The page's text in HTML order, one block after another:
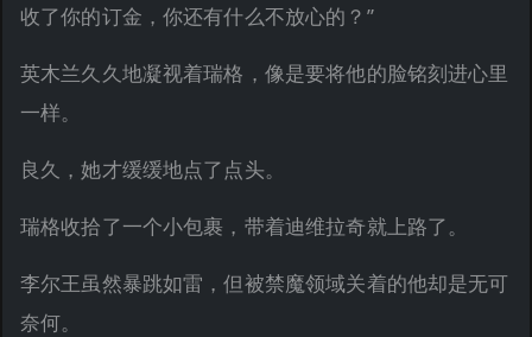
收了你的订金，你还有什么不放心的？”
英木兰久久地凝视着瑞格，像是要将他的脸铭刻进心里
一样。
良久，她才缓缓地点了点头。
瑞格收拾了一个小包裹，带着迪维拉奇就上路了。
李尔王虽然暴跳如雷，但被禁魔领域关着的他却是无可
奈何。